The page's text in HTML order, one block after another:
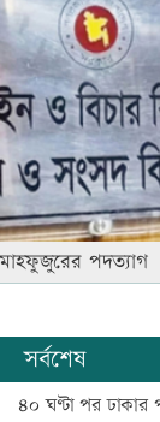
মাহফুজুরের পদত্যাগ
সর্বশেষ
৪০ ঘণ্টা পর ঢাকার